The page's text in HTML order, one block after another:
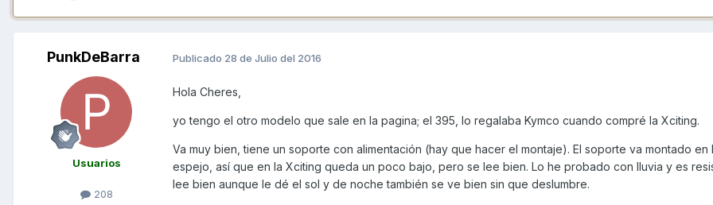
PunkDeBarra
Usuarios
208
Publicado 28 de Julio del 2016
Hola Cheres,
yo tengo el otro modelo que sale en la pagina; el 395, lo regalaba Kymco cuando compré la Xciting.
Va muy bien, tiene un soporte con alimentación (hay que hacer el montaje). El soporte va montado en
espejo, así que en la Xciting queda un poco bajo, pero se lee bien. Lo he probado con lluvia y es
lee bien aunque le dé el sol y de noche también se ve bien sin que deslumbre.